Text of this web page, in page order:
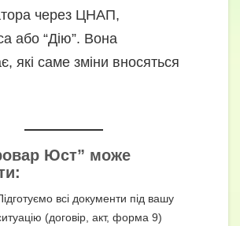
через ЦНАП,
або “Дію”. Вона
які саме зміни вносяться
Юст” може
всі документи під вашу
(договір, акт, форма 9)